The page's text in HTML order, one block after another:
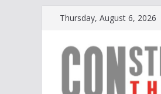
content
Thursday, August 6, 2026